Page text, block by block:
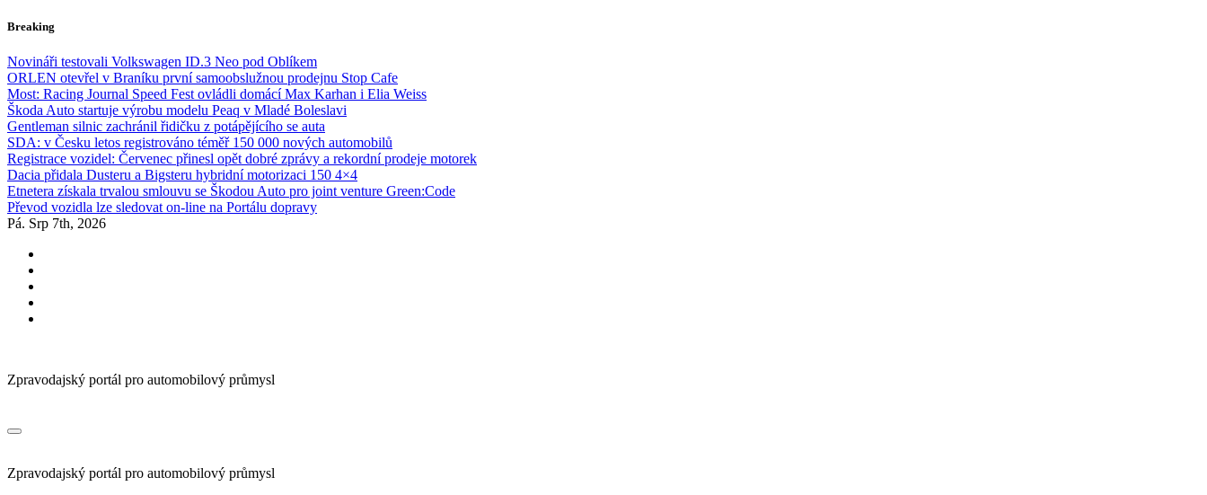
Skip
content
Breaking
Novináři testovali Volkswagen ID.3 Neo pod Oblíkem
ORLEN otevřel v Braníku první samoobslužnou prodejnu Stop Cafe
Most: Racing Journal Speed Fest ovládli domácí Max Karhan i Elia Weiss
Škoda Auto startuje výrobu modelu Peaq v Mladé Boleslavi
Gentleman silnic zachránil řidičku z potápějícího se auta
SDA: v Česku letos registrováno téměř 150 000 nových automobilů
Registrace vozidel: Červenec přinesl opět dobré zprávy a rekordní prodeje motorek
Dacia přidala Dusteru a Bigsteru hybridní motorizaci 150 4×4
Etnetera získala trvalou smlouvu se Škodou Auto pro joint venture Green:Code
Převod vozidla lze sledovat on-line na Portálu dopravy
Pá. Srp 7th, 2026
Zpravodajský portál pro automobilový průmysl
Zpravodajský portál pro automobilový průmysl